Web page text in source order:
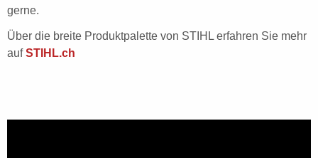
gerne.
Über die breite Produktpalette von STIHL erfahren Sie mehr
aufSTIHL.ch